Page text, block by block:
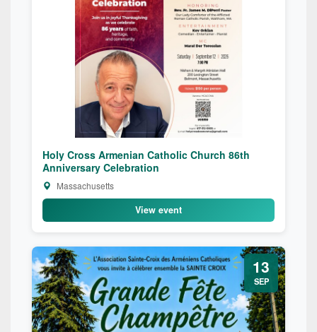
Holy Cross Armenian Catholic Church 86th
Anniversary Celebration
Massachusetts
View event
13
SEP